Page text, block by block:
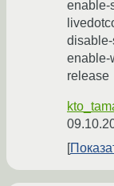
enable-
enable-
release